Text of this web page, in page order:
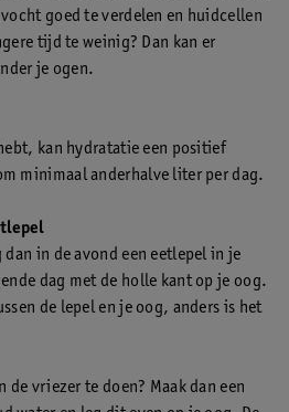
goed te verdelen en huidcellen
tijd te weinig? Dan kan er
je ogen.
kan hydratatie een positief
minimaal anderhalve liter per dag.
dan in de avond een eetlepel in je
dag met de holle kant op je oog.
de lepel en je oog, anders is het
de vriezer te doen? Maak dan een